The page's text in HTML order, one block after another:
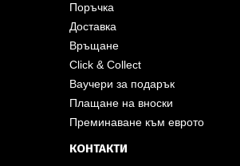
Поръчка
Доставка
Връщане
Click & Collect
Ваучери за подарък
Плащане на вноски
Преминаване към еврото
КОНТАКТИ